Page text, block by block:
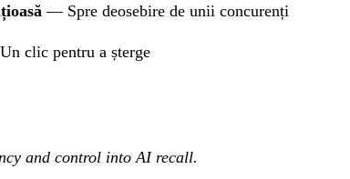
— Spre deosebire de unii concurenți
clic pentru a șterge
and control into AI recall.